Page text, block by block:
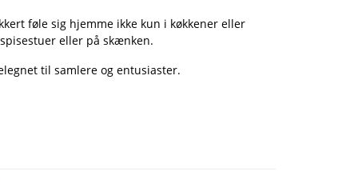
føle sig hjemme ikke kun i køkkener eller
eller på skænken.
til samlere og entusiaster.